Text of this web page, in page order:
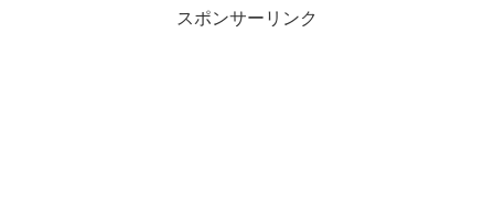
スポンサーリンク